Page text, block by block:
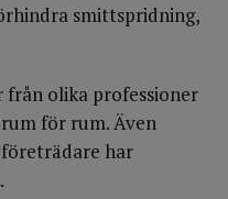
smittspridning,
olika professioner
för rum. Även
har